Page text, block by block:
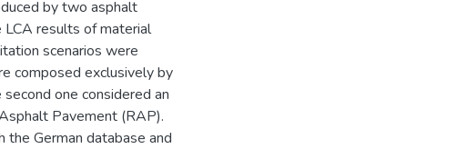
by two asphalt
LCA results of material
scenarios were
composed exclusively by
one considered an
Pavement (RAP).
German database and